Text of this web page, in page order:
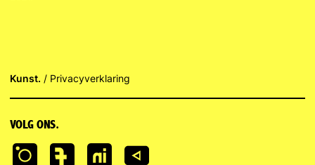
Kunst. Privacyverklaring
VOLG ONS.